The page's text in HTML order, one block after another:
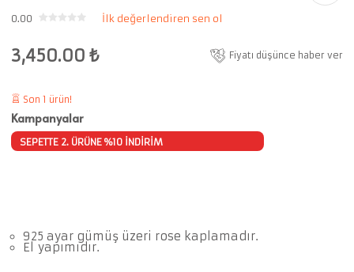
0.00 İlk değerlendiren sen ol
3,450.00 ₺ Fiyatı düşünce haber ver
Son 1 ürün!
Kampanyalar
SEPETTE 2. ÜRÜNE %10 İNDİRİM
925 ayar gümüş üzeri rose kaplamadır.
El yapımıdır.